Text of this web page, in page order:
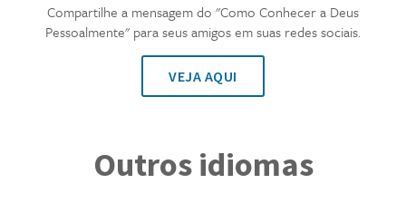
Compartilhe a mensagem do "Como Conhecer a Deus
Pessoalmente" para seus amigos em suas redes sociais.
VEJA AQUI
Outros idiomas